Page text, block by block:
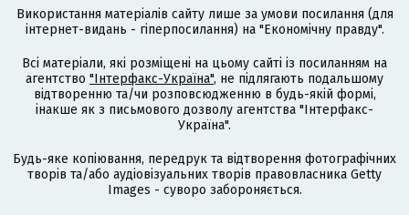
Використання матеріалів сайту лише за умови посилання (для
інтернет-видань - гіперпосилання) на "Економічну правду".
Всі матеріали, які розміщені на цьому сайті із посиланням на
агентство "Інтерфакс-Україна", не підлягають подальшому
відтворенню та/чи розповсюдженню в будь-якій формі,
інакше як з письмового дозволу агентства "Інтерфакс-
Україна".
Будь-яке копіювання, передрук та відтворення фотографічних
творів та/або аудіовізуальних творів правовласника Getty
Images - суворо забороняється.